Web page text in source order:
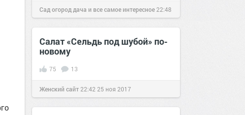
Сад огород дача и все самое интересное 22:48
25 май 2016
Салат «Сельдь под шубой» по-
новому
75 13
Женский сайт 22:42 25 ноя 2017